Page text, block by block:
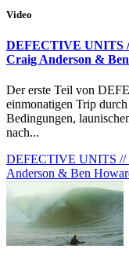
Video
DEFECTIVE UNITS
Craig Anderson &
Der erste Teil von
einmonatigen Trip
Bedingungen,
nach...
DEFECTIVE UNITS //
Anderson & Ben